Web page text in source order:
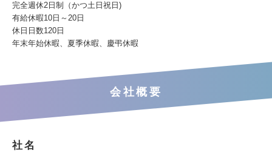
完全週休2日制（かつ土日祝日)
有給休暇10日～20日
休日日数120日
年末年始休暇、夏季休暇、慶弔休暇
会社概要
社名